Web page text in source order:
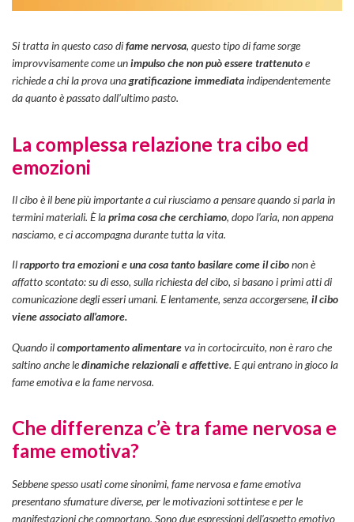
Si tratta in questo caso difame nervosa, questo tipo di fame sorge
improvvisamente come unimpulso che non può essere trattenutoe
richiede a chi la prova unagratificazione immediataindipendentemente
da quanto è passato dall’ultimo pasto.
La complessa relazione tra cibo ed
emozioni
Il cibo è il bene più importante a cui riusciamo a pensare quando si parla in
termini materiali. È laprima cosa che cerchiamo, dopo l’aria, non appena
nasciamo, e ci accompagna durante tutta la vita.
Ilrapporto tra emozioni e una cosa tanto basilare come il cibonon è
affatto scontato: su di esso, sulla richiesta del cibo, si basano i primi atti di
comunicazione degli esseri umani. E lentamente, senza accorgersene, il cibo
viene associato all’amore.
Quando ilcomportamento alimentareva in cortocircuito, non è raro che
saltino anche ledinamiche relazionali e affettive. E qui entrano in gioco la
fame emotiva e la fame nervosa.
Che differenza c’è tra fame nervosa e
fame emotiva?
Sebbene spesso usati come sinonimi, fame nervosa e fame emotiva
presentano sfumature diverse, per le motivazioni sottintese e per le
manifestazioni che comportano. Sono due espressioni dell’aspetto emotivo